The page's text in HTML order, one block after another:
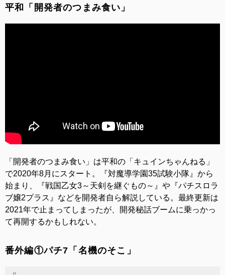
平和「開発者のつまみ食い」
「開発者のつまみ食い」は平和の「キュインちゃんねる」
で2020年8月にスタート。『対魔導学園35試験小隊』から
始まり、『戦国乙女3～天剣を継ぐもの～』や『パチスロラ
ブ嬢2プラス』などを開発者自ら解説している。最終更新は
2021年で止まってしまったが、開発秘話ブームに乗っかっ
て再開するかもしれない。
番外編①パチ7「名機のそこ」